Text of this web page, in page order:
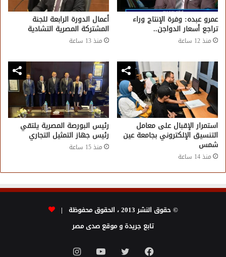
عمرو عبده: وفرة الإنتاج وراء
تراجع أسعار الدواجن..
منذ 12 ساعة
أعمال الدورة الرابعة للجنة
المشتركة المصرية التشادية
منذ 13 ساعة
استمرار الإقبال على معامل
التنسيق الإلكتروني بجامعة عين
شمس
منذ 14 ساعة
رئيس البورصة المصرية يلتقي
رئيس جهاز التمثيل التجاري
منذ 15 ساعة
© حقوق النشر 2013 ، الحقوق محفوظة |
تابع جريدة و موقع صدى مصر
فيسبوك تويتر يوتيوبانستقرام